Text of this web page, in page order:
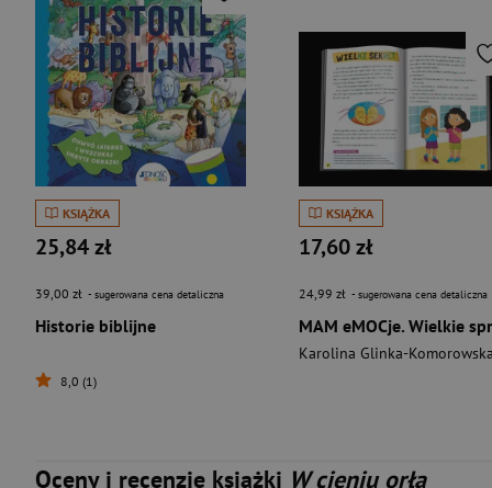
KSIĄŻKA
25,84 zł
39,00 zł - sugerowana cena detaliczna
Historie biblijne
8,0 (1)
KSIĄŻKA
17,60 zł
24,99 zł - sugerowana cena detaliczna
Karolina Glinka-
Oceny i recenzje książki W cieniu orła